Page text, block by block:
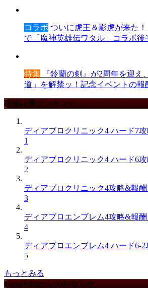
コラボ ついに虎王＆影虎が来た！
で「魔神英雄伝ワタル」コラボ後
特集 『鈴蘭の剣』が2周年を迎え
道」を解禁ッ！記念イベントの報
攻略記事ランキング
ディアブロクリニック4 ハード7
1
ディアブロクリニック4 ハード6
2
ディアブロクリニック4攻略&報
3
ディアブロエンブレム4攻略&報
4
ディアブロエンブレム4 ハード6-
5
もっとみる
GameWithからのお知らせ